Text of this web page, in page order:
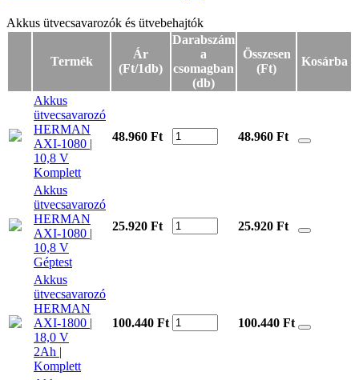
Akkus ütvecsavarozók és ütvebehajtók
Akkus ütvecsavarozók és ütvebehajtók
Termék
Ár
(Ft/1db)
Darabszám
a
csomagban
(db)
Összesen
(Ft)
Kosárba
Akkus
ütvecsavarozó
HERMAN
AXI-1080 |
10,8 V
Komplett
48.960 Ft 48.960 Ft
Akkus
ütvecsavarozó
HERMAN
AXI-1080 |
10,8 V
Géptest
25.920 Ft 25.920 Ft
Akkus
ütvecsavarozó
HERMAN
AXI-1800 |
18,0 V
2Ah |
Komplett
100.440 Ft 100.440 Ft